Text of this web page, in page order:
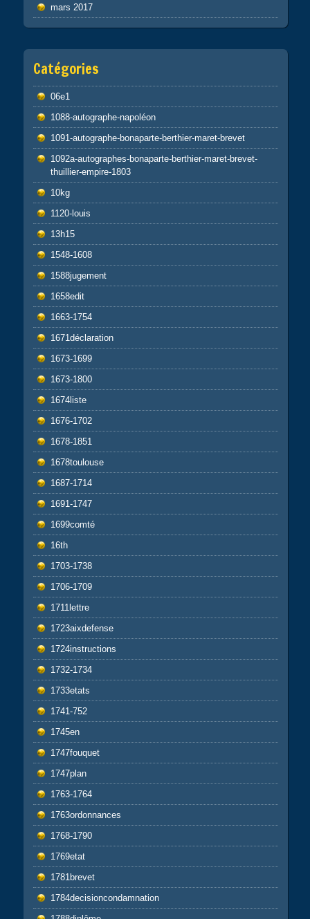
mars 2017
Catégories
06e1
1088-autographe-napoléon
1091-autographe-bonaparte-berthier-maret-brevet
1092a-autographes-bonaparte-berthier-maret-brevet-
thuillier-empire-1803
10kg
1120-louis
13h15
1548-1608
1588jugement
1658edit
1663-1754
1671déclaration
1673-1699
1673-1800
1674liste
1676-1702
1678-1851
1678toulouse
1687-1714
1691-1747
1699comté
16th
1703-1738
1706-1709
1711lettre
1723aixdefense
1724instructions
1732-1734
1733etats
1741-752
1745en
1747fouquet
1747plan
1763-1764
1763ordonnances
1768-1790
1769etat
1781brevet
1784decisioncondamnation